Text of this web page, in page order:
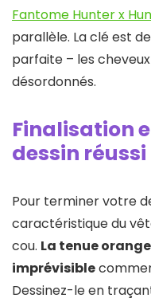
Fantome Hunter x
parallèle. La clé est
parfaite – les
désordonnés.
Finalisation
dessin réussi
Pour terminer votre
caractéristique du
cou. La tenue
imprévisible
Dessinez-le en